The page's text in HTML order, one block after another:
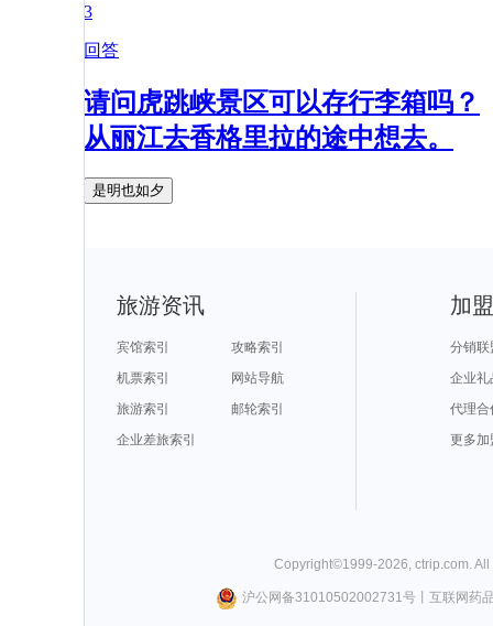
3
回答
请问虎跳峡景区可以存行李箱吗？
从丽江去香格里拉的途中想去。
是明也如夕
旅游资讯
宾馆索引
攻略索引
机票索引
网站导航
旅游索引
邮轮索引
企业差旅索引
加
分销联
企业礼
代理合
更多加
Copyright©1999-2026 ctrip.com .
沪公网备31010502002731号丨 互联网药